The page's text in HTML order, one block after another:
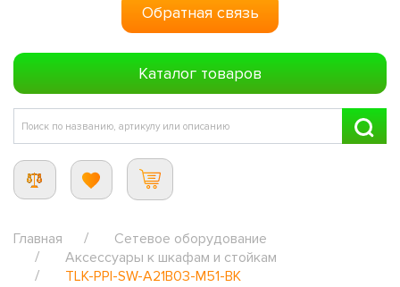
Обратная связь
Каталог товаров
Главная
Сетевое оборудование
Аксессуары к шкафам и стойкам
TLK-PPI-SW-A21B03-M51-BK